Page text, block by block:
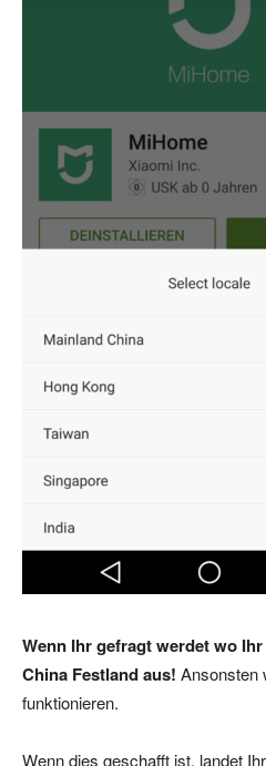
Wenn Ihr gefragt werdet wo
China Festland aus! Ansonsten
funktionieren.
Wenn dies geschafft ist, landet